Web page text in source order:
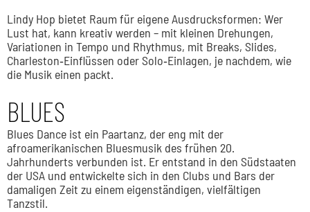
Lindy Hop bietet Raum für eigene Ausdrucksformen: Wer
Lust hat, kann kreativ werden – mit kleinen Drehungen,
Variationen in Tempo und Rhythmus, mit Breaks, Slides,
Charleston‐Einflüssen oder Solo‐Einlagen, je nachdem, wie
die Musik einen packt.
BLUES
Blues Dance ist ein Paartanz, der eng mit der
afroamerikanischen Bluesmusik des frühen 20.
Jahrhunderts verbunden ist. Er entstand in den Südstaaten
der USA und entwickelte sich in den Clubs und Bars der
damaligen Zeit zu einem eigenständigen, vielfältigen
Tanzstil.